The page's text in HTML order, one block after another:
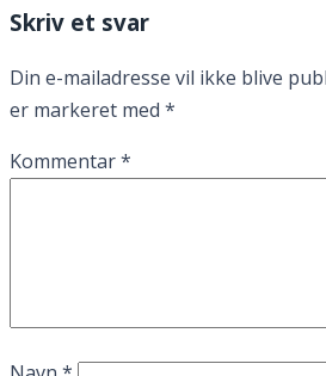
Skriv et svar
Din e-mailadresse vil ikke blive
er markeret med *
Kommentar*